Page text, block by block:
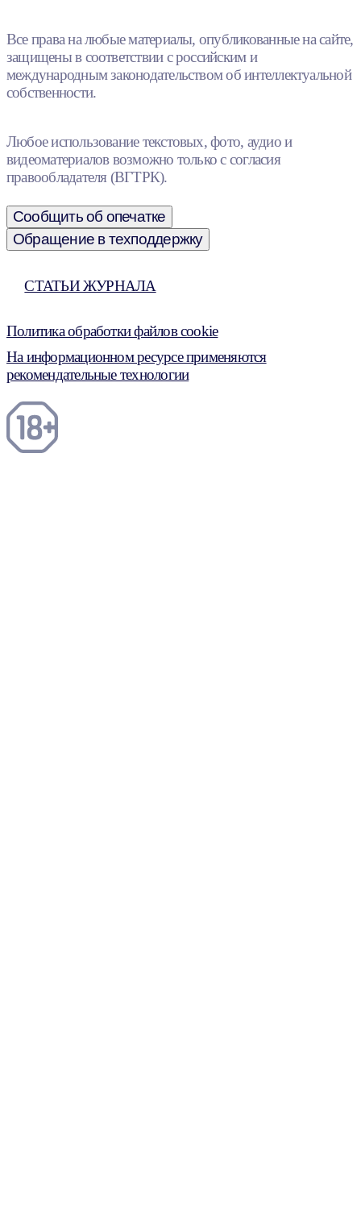
Все права на любые материалы, опубликованные на сайте,
защищены в соответствии с российским и
международным законодательством об интеллектуальной
собственности.
Любое использование текстовых, фото, аудио и
видеоматериалов возможно только с согласия
правообладателя (ВГТРК).
Сообщить об опечатке
Обращение в техподдержку
СТАТЬИ ЖУРНАЛА
Политика обработки файлов cookie
На информационном ресурсе применяются
рекомендательные технологии